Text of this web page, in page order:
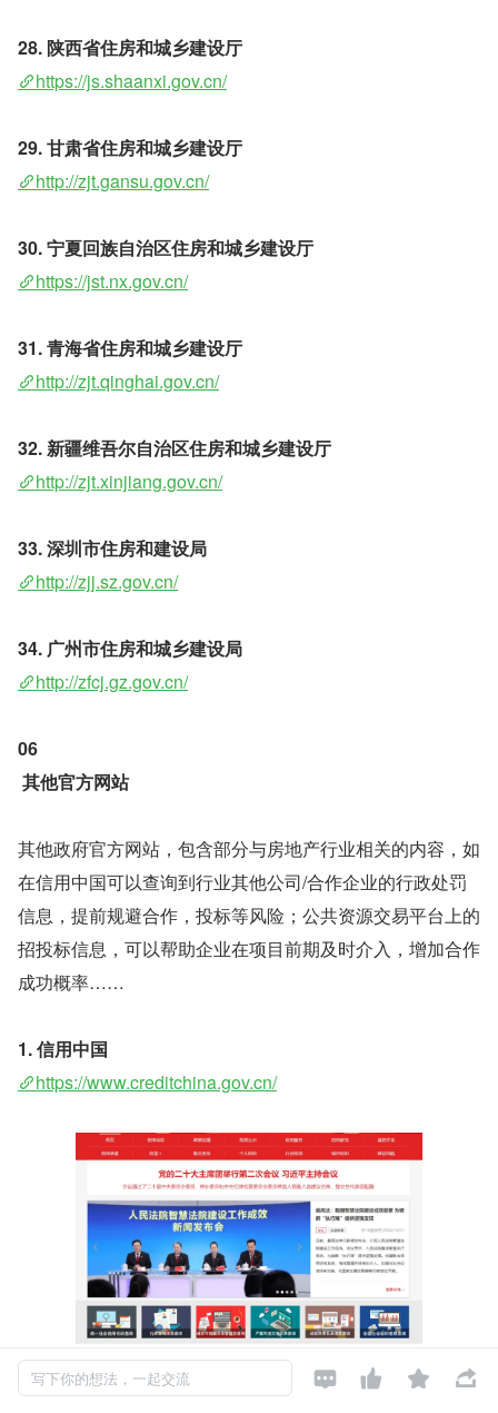
28. 陕西省住房和城乡建设厅
https://js.shaanxi.gov.cn/
29. 甘肃省住房和城乡建设厅
http://zjt.gansu.gov.cn/
30. 宁夏回族自治区住房和城乡建设厅
https://jst.nx.gov.cn/
31. 青海省住房和城乡建设厅
http://zjt.qinghai.gov.cn/
32. 新疆维吾尔自治区住房和城乡建设厅
http://zjt.xinjiang.gov.cn/
33. 深圳市住房和建设局
http://zjj.sz.gov.cn/
34. 广州市住房和城乡建设局
http://zfcj.gz.gov.cn/
06
其他官方网站
其他政府官方网站，包含部分与房地产行业相关的内容，如
在信用中国可以查询到行业其他公司/合作企业的行政处罚
信息，提前规避合作，投标等风险；公共资源交易平台上的
招投标信息，可以帮助企业在项目前期及时介入，增加合作
成功概率……
1. 信用中国
https://www.creditchina.gov.cn/
写下你的想法，一起交流    